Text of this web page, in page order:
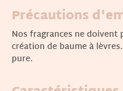
Précautions
Nos fragrances ne
création de baume à
pure.